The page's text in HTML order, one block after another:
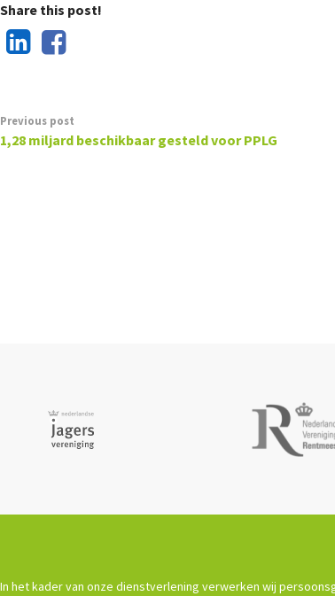
Share this post!
Previous post
1,28 miljard beschikbaar gesteld voor PPLG
In het kader van onze dienstverlening verwerken wij